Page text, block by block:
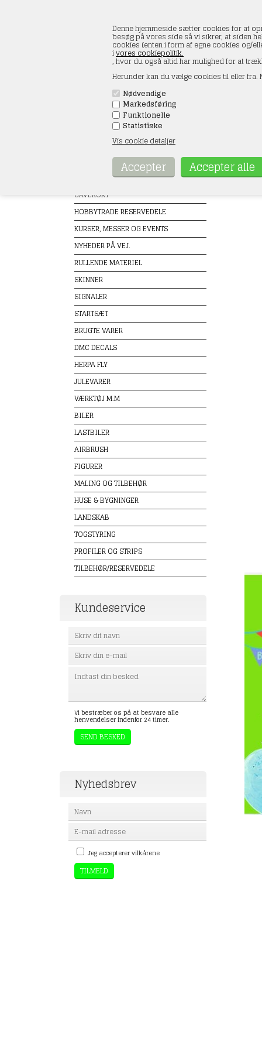
Denne hjemmeside sætter cookies for at
besøg på vores side så vi sikrer, at siden
cookies (enten i form af egne cookies og/
ivores cookiepolitik.
, hvor du også altid har mulighed for at
Herunder kan du vælge cookies til eller
Nødvendige
Markedsføring
Funktionelle
Statistiske
Vis cookie detaljer
ÅBNINGSTIDER
Produkter
GAVEKORT
HOBBYTRADE RESERVEDELE
KURSER, MESSER OG EVENTS
NYHEDER PÅ VEJ.
RULLENDE MATERIEL
SKINNER
SIGNALER
STARTSÆT
BRUGTE VARER
DMC DECALS
HERPA FLY
JULEVARER
VÆRKTØJ M.M
BILER
LASTBILER
AIRBRUSH
FIGURER
MALING OG TILBEHØR
HUSE & BYGNINGER
LANDSKAB
TOGSTYRING
PROFILER OG STRIPS
TILBEHØR/RESERVEDELE
Kundeservice
Vi bestræber os på at besvare alle
henvendelser indenfor 24 timer.
Nyhedsbrev
Jeg accepterer vilkårene